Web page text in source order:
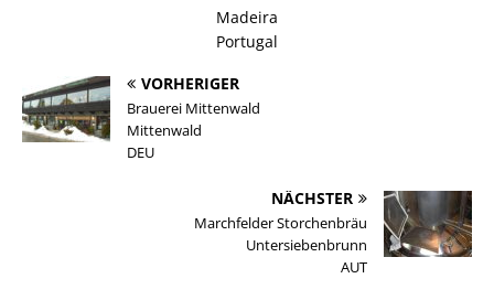
Madeira
Portugal
VORHERIGER
Brauerei Mittenwald
Mittenwald
DEU
NÄCHSTER
Marchfelder Storchenbräu
Untersiebenbrunn
AUT